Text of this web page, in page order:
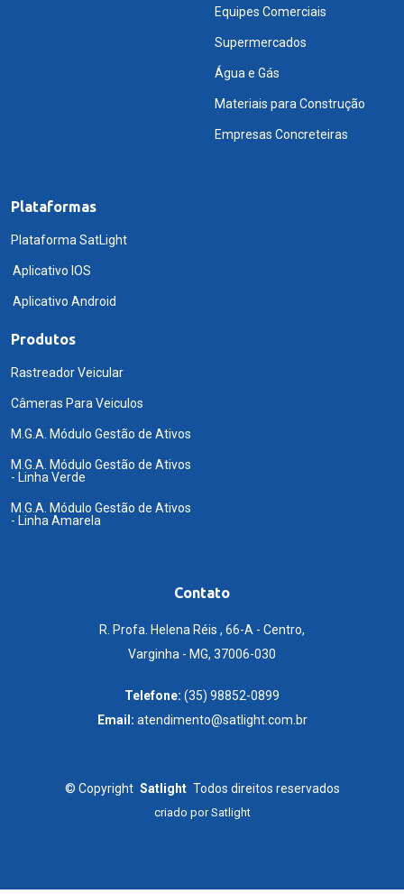
Equipes Comerciais
Supermercados
Água e Gás
Materiais para Construção
Empresas Concreteiras
Plataformas
Plataforma SatLight
Aplicativo IOS
Aplicativo Android
Produtos
Rastreador Veicular
Câmeras Para Veiculos
M.G.A. Módulo Gestão de Ativos
M.G.A. Módulo Gestão de Ativos
- Linha Verde
M.G.A. Módulo Gestão de Ativos
- Linha Amarela
Contato
R. Profa. Helena Réis , 66-A - Centro,
Varginha - MG, 37006-030
Telefone: (35) 98852-0899
Email: atendimento@satlight.com.br
© Copyright Satlight Todos direitos reservados
criado porSatlight